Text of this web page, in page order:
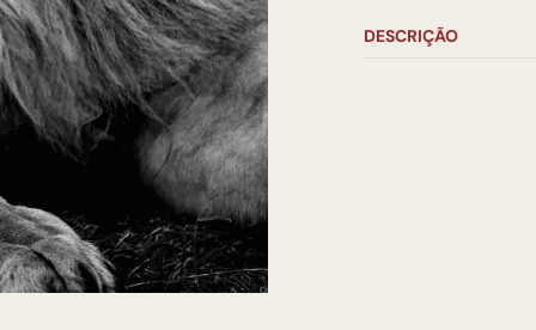
DESCRIÇÃO